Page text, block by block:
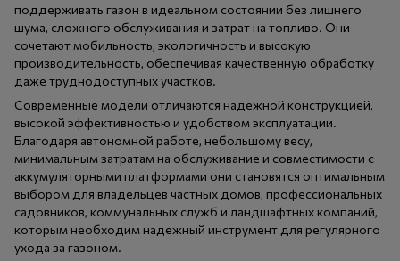
поддерживать газон в идеальном состоянии без лишнего
шума, сложного обслуживания и затрат на топливо. Они
сочетают мобильность, экологичность и высокую
производительность, обеспечивая качественную обработку
даже труднодоступных участков.
Современные модели отличаются надежной конструкцией,
высокой эффективностью и удобством эксплуатации.
Благодаря автономной работе, небольшому весу,
минимальным затратам на обслуживание и совместимости с
аккумуляторными платформами они становятся оптимальным
выбором для владельцев частных домов, профессиональных
садовников, коммунальных служб и ландшафтных компаний,
которым необходим надежный инструмент для регулярного
ухода за газоном.